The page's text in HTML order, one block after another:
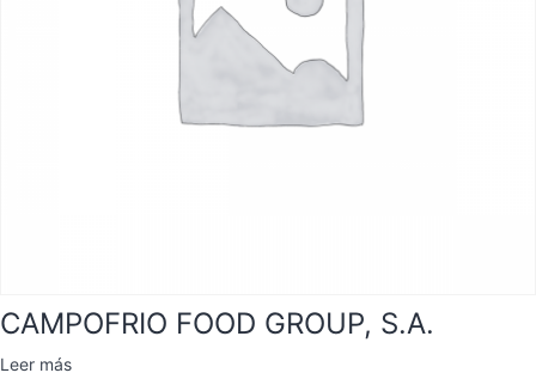
CAMPOFRIO FOOD GROUP, S.A.
Leer más